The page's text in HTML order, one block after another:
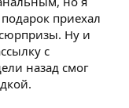
приехал
Ну и
с
назад смог